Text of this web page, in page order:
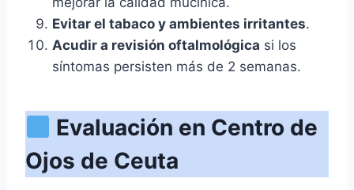
Evitar el tabaco y ambientes irritantes.
Acudir a revisión oftalmológica si los
síntomas persisten más de 2 semanas.
Evaluación en Centro de
Ojos de Ceuta